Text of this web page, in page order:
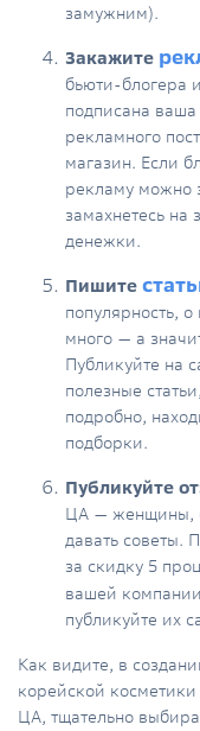
замужним).
Закажите
бьюти-блогера
подписана
рекламного
магазин. Если
рекламу можно
замахнетесь на
денежки.
Пишите
популярность,
много — а
Публикуйте на
полезные
подробно,
подборки.
Публикуйте
ЦА — женщины,
давать советы.
за скидку 5
вашей
публикуйте их
Как видите, в
корейской
ЦА, тщательно